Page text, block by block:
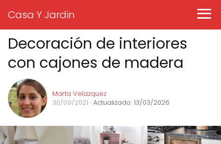
Casa Y Jardin
Decoración de interiores
con cajones de madera
Marta Velazquez
30/09/2021 · Actualizado: 13/03/2026